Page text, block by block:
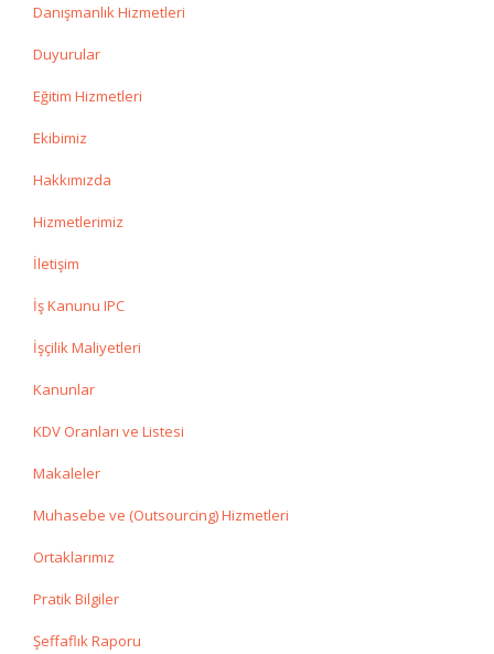
Danışmanlık Hizmetleri
Duyurular
Eğitim Hizmetleri
Ekibimiz
Hakkımızda
Hizmetlerimiz
İletişim
İş Kanunu IPC
İşçilik Maliyetleri
Kanunlar
KDV Oranları ve Listesi
Makaleler
Muhasebe ve (Outsourcing) Hizmetleri
Ortaklarımız
Pratik Bilgiler
Şeffaflık Raporu